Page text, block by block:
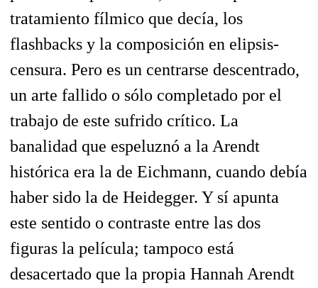
tratamiento fílmico que decía, los
flashbacks y la composición en elipsis-
censura. Pero es un centrarse descentrado,
un arte fallido o sólo completado por el
trabajo de este sufrido crítico. La
banalidad que espeluznó a la Arendt
histórica era la de Eichmann, cuando debía
haber sido la de Heidegger. Y sí apunta
este sentido o contraste entre las dos
figuras la película; tampoco está
desacertado que la propia Hannah Arendt